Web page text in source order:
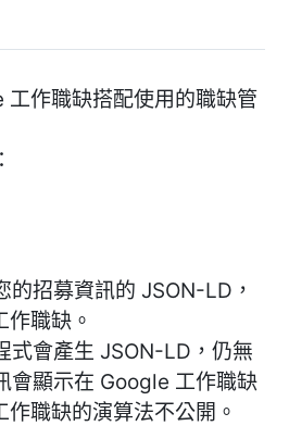
作職缺搭配使用的職缺管
的招募資訊的 JSON-LD，
職缺。
式會產生 JSON-LD，仍無
會顯示在 Google 工作職缺
職缺的演算法不公開。